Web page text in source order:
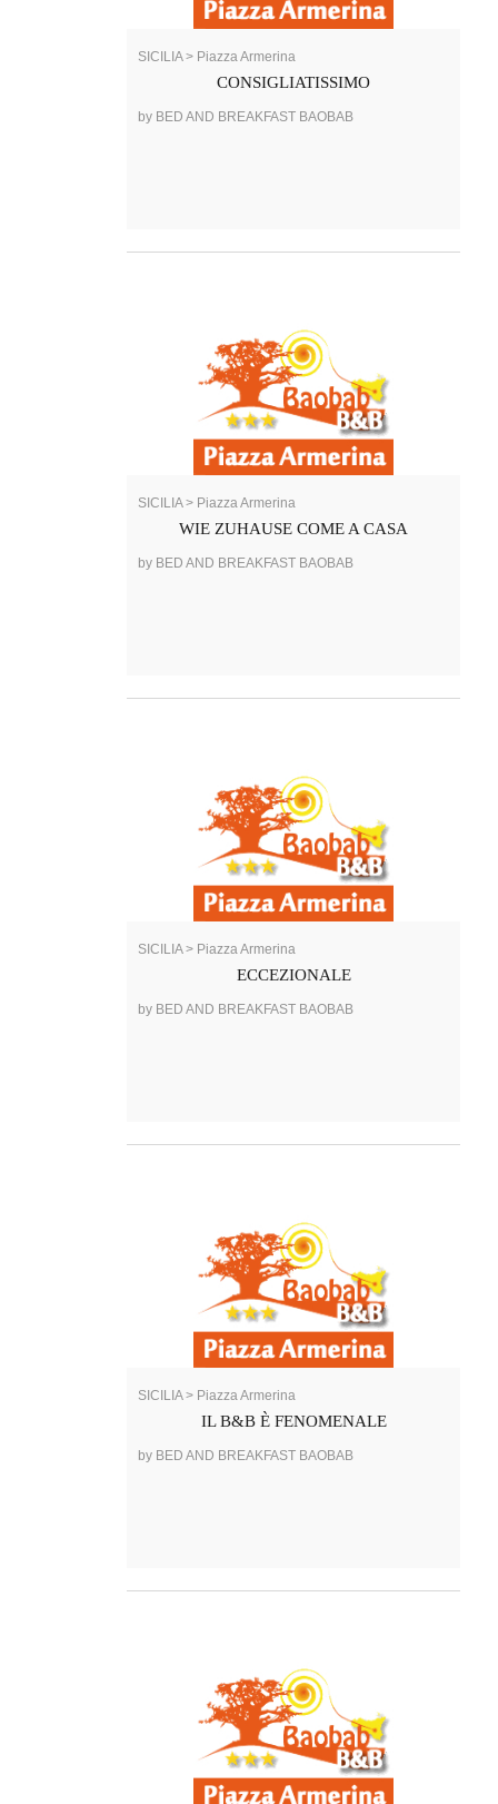
SICILIA > Piazza Armerina
CONSIGLIATISSIMO
by BED AND BREAKFAST BAOBAB
SICILIA > Piazza Armerina
WIE ZUHAUSE COME A CASA
by BED AND BREAKFAST BAOBAB
SICILIA > Piazza Armerina
ECCEZIONALE
by BED AND BREAKFAST BAOBAB
SICILIA > Piazza Armerina
IL B&B È FENOMENALE
by BED AND BREAKFAST BAOBAB